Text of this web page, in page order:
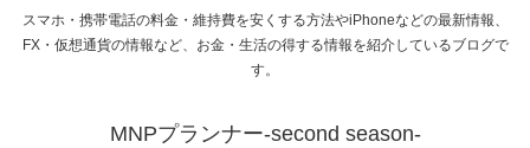
スマホ・携帯電話の料金・維持費を安くする方法やiPhoneなどの最新情報、
FX・仮想通貨の情報など、お金・生活の得する情報を紹介しているブログで
す。
MNPプランナー-second season-